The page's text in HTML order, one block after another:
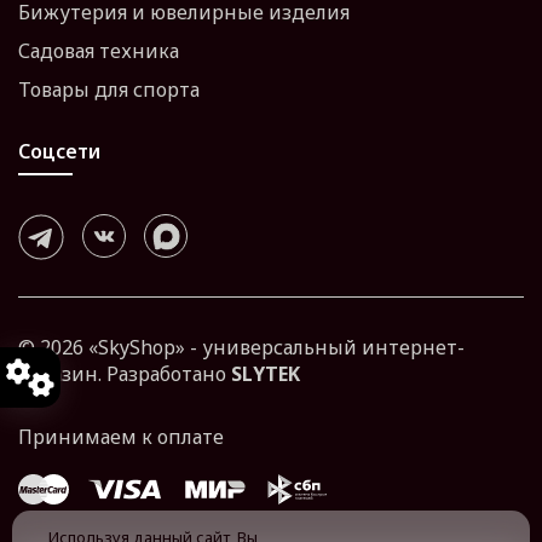
Бижутерия и ювелирные изделия
Садовая техника
Товары для спорта
Соцсети
© 2026 «SkyShop» - универсальный интернет-
магазин. Разработано SLYTEK
Используя данный сайт, Вы